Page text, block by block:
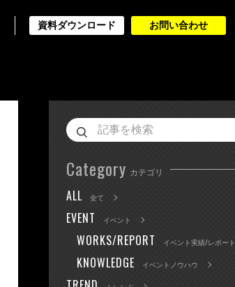
資料ダウンロード お問い合わせ
Category カテゴリ
ALL 全て
EVENT イベント
WORKS/REPORT イベント実績/レポート
KNOWLEDGE イベントノウハウ